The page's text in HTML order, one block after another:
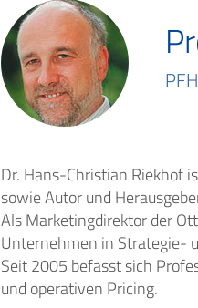
Dr. Hans-Christian Riekhof
sowie Autor und
Als Marketingdirektor der
Unternehmen in Strategie-
Seit 2005 befasst sich
und operativen Pricing.